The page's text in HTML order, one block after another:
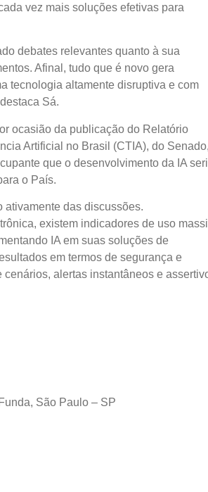
vez mais soluções efetivas para
debates relevantes quanto à sua
Afinal, tudo que é novo gera
tecnologia altamente disruptiva e com
Sá.
ocasião da publicação do Relatório
Artificial no Brasil (CTIA), do Senado,
que o desenvolvimento da IA
o País.
ativamente das discussões.
existem indicadores de uso
IA em suas soluções de
em termos de segurança e
alertas instantâneos e
São Paulo – SP